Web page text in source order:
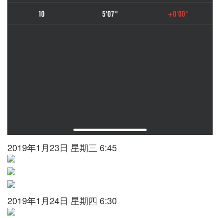
2019年1月23日 星期三 6:45
2019年1月24日 星期四 6:30